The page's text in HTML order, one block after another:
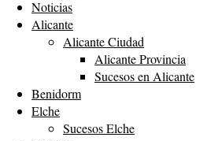
Noticias
Alicante
Alicante Ciudad
Alicante Provincia
Sucesos en Alicante
Benidorm
Elche
Sucesos Elche